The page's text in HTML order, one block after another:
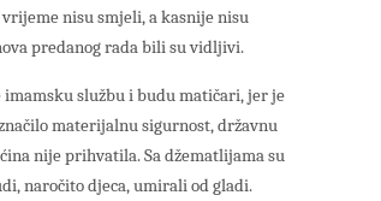
nisu smjeli, a kasnije nisu
predanog rada bili su vidljivi.
službu i budu matičari, jer je
materijalnu sigurnost, državnu
nije prihvatila. Sa džematlijama su
naročito djeca, umirali od gladi.